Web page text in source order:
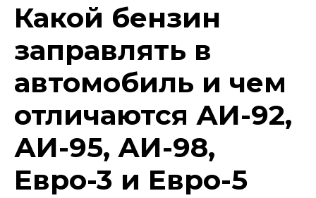
Какой бензин
заправлять в
автомобиль и чем
отличаются АИ-92,
АИ-95, АИ-98,
Евро-3 и Евро-5